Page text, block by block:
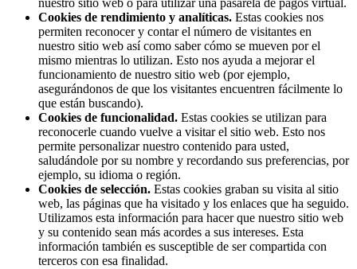
nuestro sitio web o para utilizar una pasarela de pagos virtual.
Cookies de rendimiento y analíticas. Estas cookies nos
permiten reconocer y contar el número de visitantes en
nuestro sitio web así como saber cómo se mueven por el
mismo mientras lo utilizan. Esto nos ayuda a mejorar el
funcionamiento de nuestro sitio web (por ejemplo,
asegurándonos de que los visitantes encuentren fácilmente lo
que están buscando).
Cookies de funcionalidad. Estas cookies se utilizan para
reconocerle cuando vuelve a visitar el sitio web. Esto nos
permite personalizar nuestro contenido para usted,
saludándole por su nombre y recordando sus preferencias, por
ejemplo, su idioma o región.
Cookies de selección. Estas cookies graban su visita al sitio
web, las páginas que ha visitado y los enlaces que ha seguido.
Utilizamos esta información para hacer que nuestro sitio web
y su contenido sean más acordes a sus intereses. Esta
información también es susceptible de ser compartida con
terceros con esa finalidad.